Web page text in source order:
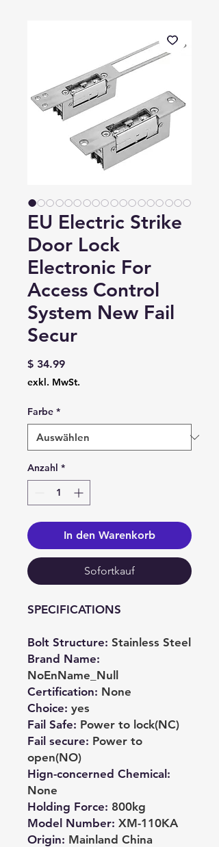
EU Electric Strike
Door Lock
Electronic For
Access Control
System New Fail
Secur
$ 34.99Preis
exkl. MwSt.
Farbe *
Anzahl *
In den Warenkorb
Sofortkauf
SPECIFICATIONS
Bolt Structure: Stainless Steel
Brand Name:
NoEnName_Null
Certification: None
Choice: yes
Fail Safe: Power to lock(NC)
Fail secure: Power to
open(NO)
Hign-concerned Chemical :
None
Holding Force: 800kg
Model Number: XM-110KA
Origin: Mainland China